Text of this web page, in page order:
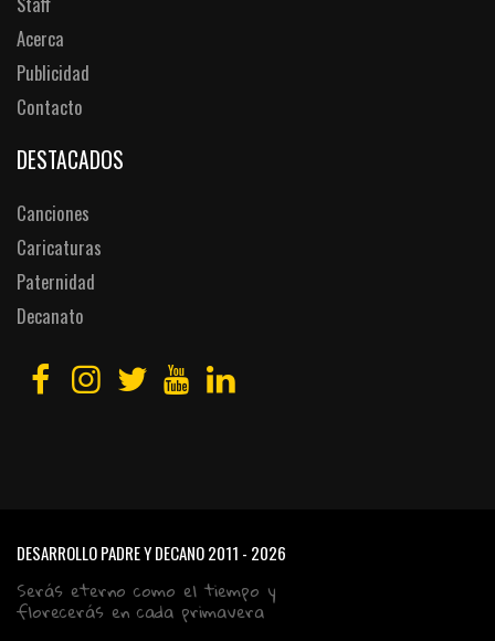
Acerca
Publicidad
Contacto
DESTACADOS
Canciones
Caricaturas
Paternidad
Decanato
DESARROLLO PADRE Y DECANO2011 - 2026
Serás eterno como el tiempo y
florecerás en cada primavera